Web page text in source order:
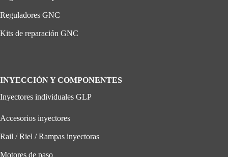
Reguladores GNC
Kits de reparación GNC
INYECCIÓN Y COMPONENTES
Inyectores individuales GLP
Accesorios inyectores
Rail / Riel / Rampas inyectoras
Motores de paso